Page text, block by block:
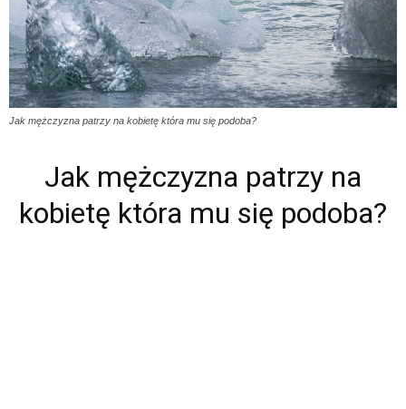
Jak mężczyzna patrzy na kobietę która mu się podoba?
Jak mężczyzna patrzy na
kobietę która mu się podoba?